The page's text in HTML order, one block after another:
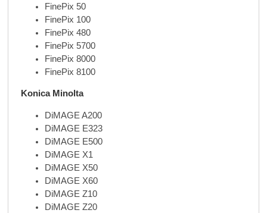
FinePix 50
FinePix 100
FinePix 480
FinePix 5700
FinePix 8000
FinePix 8100
Konica Minolta
DiMAGE A200
DiMAGE E323
DiMAGE E500
DiMAGE X1
DiMAGE X50
DiMAGE X60
DiMAGE Z10
DiMAGE Z20